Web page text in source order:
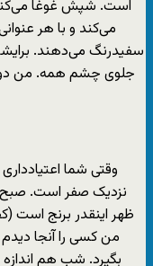
است. شپش غوغا
می‌کند و با هر
سفیدرنگ می‌دهند.
جلوی چشم همه. من
وقتی شما
نزدیک صفر است. صبح
ظهر اینقدر برنج
من کسی را آنجا
بگیرد. شب هم